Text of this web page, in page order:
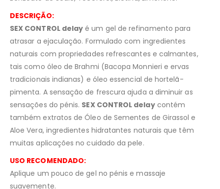
DESCRIÇÃO:
SEX CONTROL delay é um gel de refinamento para
atrasar a ejaculação. Formulado com ingredientes
naturais com propriedades refrescantes e calmantes,
tais como óleo de Brahmi (Bacopa Monnieri e ervas
tradicionais indianas) e óleo essencial de hortelã-
pimenta. A sensação de frescura ajuda a diminuir as
sensações do pénis. SEX CONTROL delaycontém
também extratos de Óleo de Sementes de Girassol e
Aloe Vera, ingredientes hidratantes naturais que têm
muitas aplicações no cuidado da pele.
USO RECOMENDADO:
Aplique um pouco de gel no pénis e massaje
suavemente.